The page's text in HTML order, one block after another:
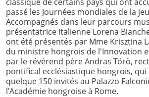
passé les Journées mondiales de la
Accompagnés dans leur parcours
présentatrice italienne Lorena
ont été présentés par Mme Krisztina
du ministre hongrois de l'Innovation
par le révérend père Andras Törö,
pontifical ecclésiastique hongrois, qui
quelque 150 invités au Palazzo
l'Académie hongroise à Rome.